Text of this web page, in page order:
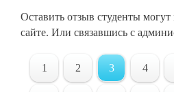
Оставить отзыв студенты
сайте. Или связавшись с
1 2 3 4